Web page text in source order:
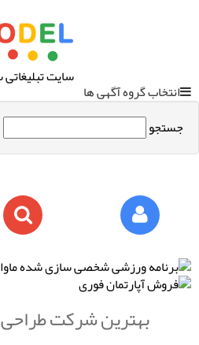
سایت
انتخاب گروه آگهی ها
جستجو
بهترین شرکت